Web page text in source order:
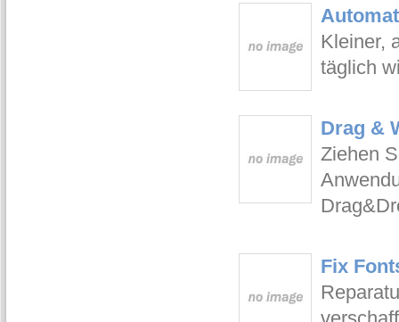
Kleiner,
täglich
Drag &
Ziehen
Fix